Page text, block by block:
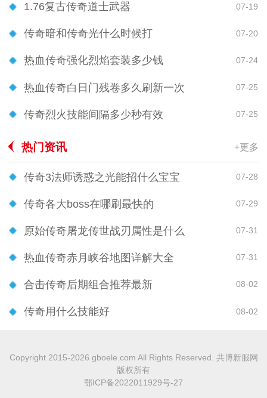
1.76复古传奇道士武器 07-19
传奇暗和传奇光什么时候打 07-20
热血传奇强化烈焰套装多少钱 07-24
热血传奇白日门残卷多久刷新一次 07-25
传奇烈火技能间隔多少秒有效 07-25
热门资讯 +更多
传奇3法师诱惑之光能招什么宝宝 07-28
传奇各大boss在哪刷最快的 07-29
原始传奇屠龙传世战刃属性是什么 07-31
热血传奇赤月峡谷地图详解大全 07-31
合击传奇后期组合推荐最新 08-02
传奇用什么技能好 08-02
Copyright 2015-2026 gboele.com All Rights Reserved. 共博新服网
版权所有
鄂ICP备2022011929号-27